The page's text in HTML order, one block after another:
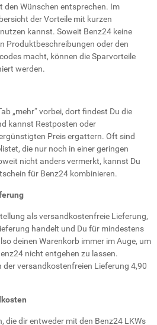
den Wünschen entsprechen. Im
der Vorteile mit kurzen
kannst. Soweit Benz24 keine
Produktbeschreibungen oder den
macht, können die Sparvorteile
werden.
„mehr“ vorbei, dort findest Du die
kannst Restposten oder
Preis ergattern. Oft sind
die nur noch in einer geringen
nicht anders vermerkt, kannst Du
für Benz24 kombinieren.
als versandkostenfreie Lieferung,
handelt und Du für mindestens
deinen Warenkorb immer im Auge, um
nicht entgehen zu lassen.
der versandkostenfreien Lieferung 4,90
die dir entweder mit den Benz24 LKWs